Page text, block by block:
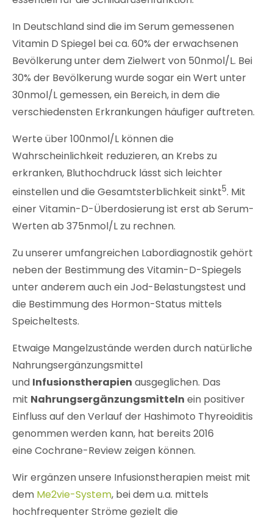
In Deutschland sind die im Serum gemessenen
Vitamin D Spiegel bei ca. 60% der erwachsenen
Bevölkerung unter dem Zielwert von 50nmol/L. Bei
30% der Bevölkerung wurde sogar ein Wert unter
30nmol/L gemessen, ein Bereich, in dem die
verschiedensten Erkrankungen häufiger auftreten.
Werte über 100nmol/L können die
Wahrscheinlichkeit reduzieren, an Krebs zu
erkranken, Bluthochdruck lässt sich leichter
einstellen und die Gesamtsterblichkeit sinkt5. Mit
einer Vitamin-D-Überdosierung ist erst ab Serum-
Werten ab 375nmol/L zu rechnen.
Zu unserer umfangreichen Labordiagnostik gehört
neben der Bestimmung des Vitamin-D-Spiegels
unter anderem auch ein Jod-Belastungstest und
die Bestimmung des Hormon-Status mittels
Speicheltests.
Etwaige Mangelzustände werden durch natürliche
Nahrungsergänzungsmittel
und Infusionstherapien ausgeglichen. Das
mit Nahrungsergänzungsmitteln ein positiver
Einfluss auf den Verlauf der Hashimoto Thyreoiditis
genommen werden kann, hat bereits 2016
eine Cochrane-Review zeigen können.
Wir ergänzen unsere Infusionstherapien meist mit
dem Me2vie-System, bei dem u.a. mittels
hochfrequenter Ströme gezielt die